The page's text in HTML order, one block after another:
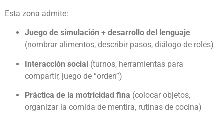
Esta zona admite:
Juego de simulación + desarrollo del lenguaje
(nombrar alimentos, describir pasos, diálogo de roles)
Interacción social (turnos, herramientas para
compartir, juego de “orden”)
Práctica de la motricidad fina (colocar objetos,
organizar la comida de mentira, rutinas de cocina)